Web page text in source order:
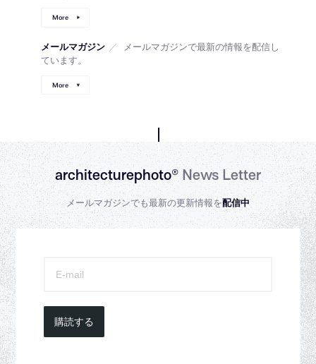
More
メールマガジン ／
メールマガジンで最新の情報を配信し
ています。
More
architecturephoto®News Letter
メールマガジンでも最新の更新情報を配信中
購読する